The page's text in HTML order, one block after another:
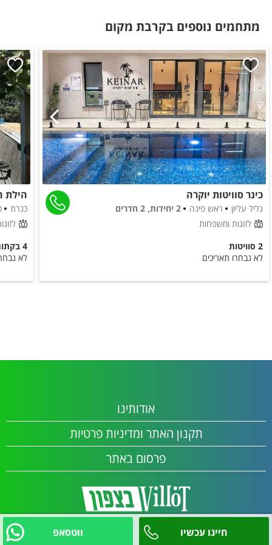
פלטה
מיחם
בסביבת המקום
בית כנסת
כלול באירוח
קפה
קפסולות קפה
ניתן להזמין
חייגו עכשיו ווטסאפ
מתחמים נוספים בקרבת מקום
כינר סוויטות יוקרה
גליל עליון ראש פינה
2 יחידות, 2 חדרים
לזוגות ומשפחות
2 סוויטות
לא נבחרו תאריכים
הילת
כנרת
4 בקתות עץ
לא
אודותינו
תקנון האתר ומדיניות פרטיות
פרסום באתר